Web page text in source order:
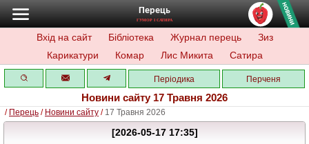
Перець
ГУМОР І САТИРА
Вхід на сайт Бібліотека Журнал перець
Зиз
Карикатури
Комар Лис Микита Сатира
Періодика Перченя
Новини сайту 17 Травня 2026
/ Перець / Новини сайту / 17 Травня 2026
[2026-05-17 17:35]